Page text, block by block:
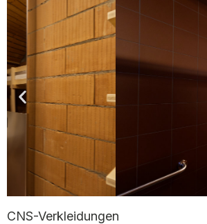
CNS-Verkleidungen